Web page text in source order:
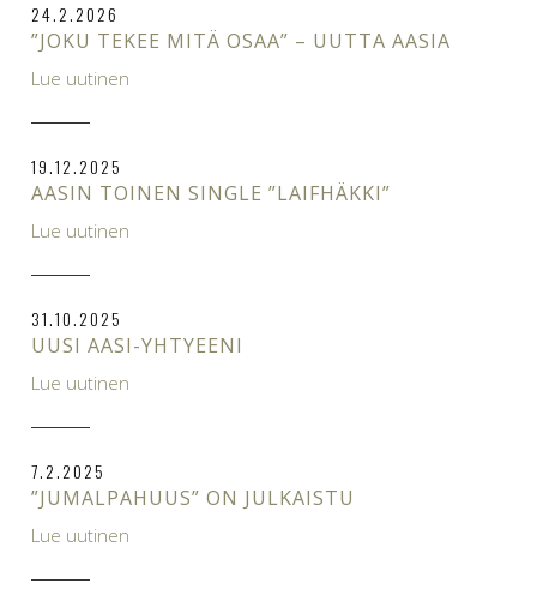
24.2.2026
”JOKU TEKEE MITÄ OSAA” – UUTTA AASIA
Lue uutinen
19.12.2025
AASIN TOINEN SINGLE ”LAIFHÄKKI”
Lue uutinen
31.10.2025
UUSI AASI-YHTYEENI
Lue uutinen
7.2.2025
”JUMALPAHUUS” ON JULKAISTU
Lue uutinen